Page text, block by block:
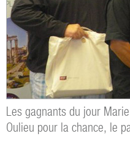
Les gagnants du jour
Oulieu pour la chance, le